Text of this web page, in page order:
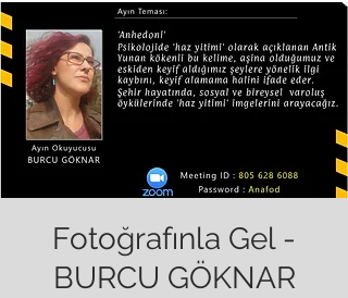
Fotoğrafınla Gel -
BURCU GÖKNAR